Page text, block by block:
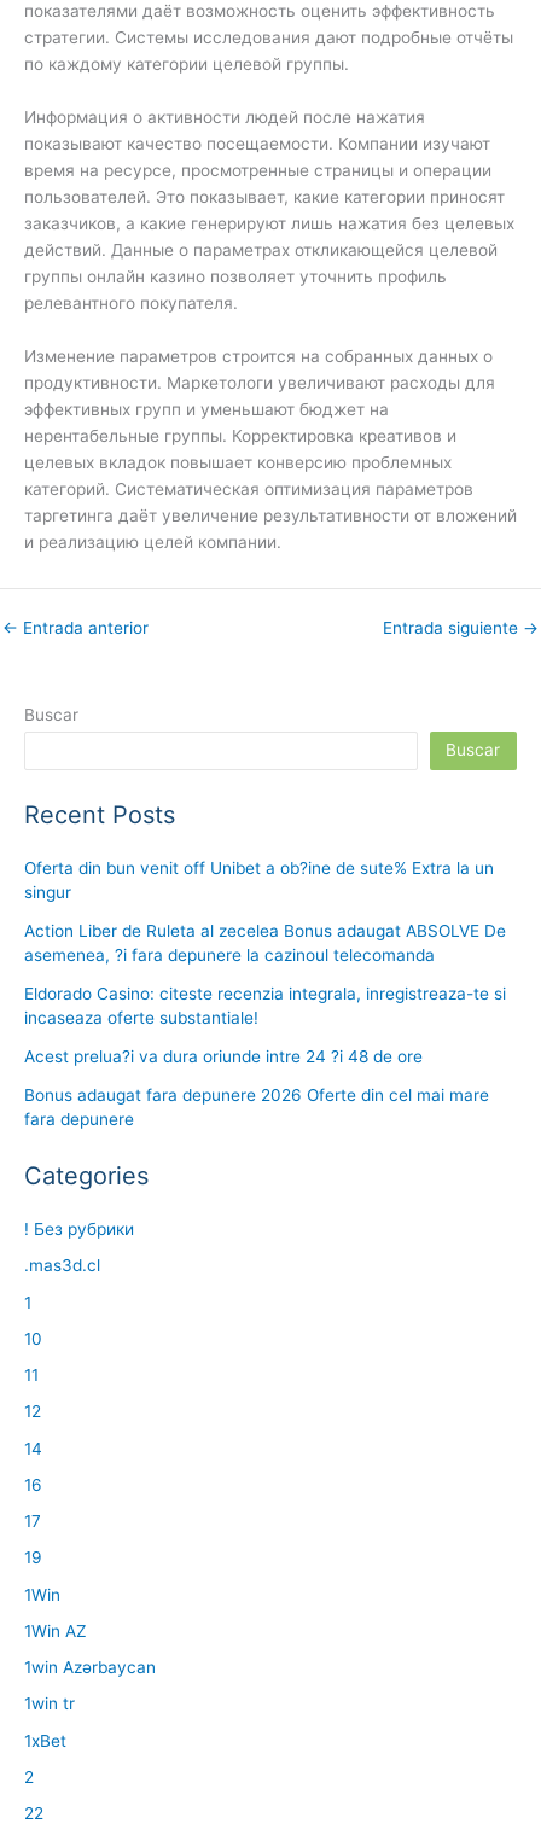
показателями даёт возможность оценить эффективность
стратегии. Системы исследования дают подробные отчёты
по каждому категории целевой группы.
Информация о активности людей после нажатия
показывают качество посещаемости. Компании изучают
время на ресурсе, просмотренные страницы и операции
пользователей. Это показывает, какие категории приносят
заказчиков, а какие генерируют лишь нажатия без целевых
действий. Данные о параметрах откликающейся целевой
группы онлайн казино позволяет уточнить профиль
релевантного покупателя.
Изменение параметров строится на собранных данных о
продуктивности. Маркетологи увеличивают расходы для
эффективных групп и уменьшают бюджет на
нерентабельные группы. Корректировка креативов и
целевых вкладок повышает конверсию проблемных
категорий. Систематическая оптимизация параметров
таргетинга даёт увеличение результативности от вложений
и реализацию целей компании.
← Entrada anterior Entrada siguiente →
Buscar
Buscar
Recent Posts
Oferta din bun venit off Unibet a ob?ine de sute% Extra la un
singur
Action Liber de Ruleta al zecelea Bonus adaugat ABSOLVE De
asemenea, ?i fara depunere la cazinoul telecomanda
Eldorado Casino: citeste recenzia integrala, inregistreaza-te si
incaseaza oferte substantiale!
Acest prelua?i va dura oriunde intre 24 ?i 48 de ore
Bonus adaugat fara depunere 2026 Oferte din cel mai mare
fara depunere
Categories
! Без рубрики
.mas3d.cl
1
10
11
12
14
16
17
19
1Win
1Win AZ
1win Azərbaycan
1win tr
1xBet
2
22